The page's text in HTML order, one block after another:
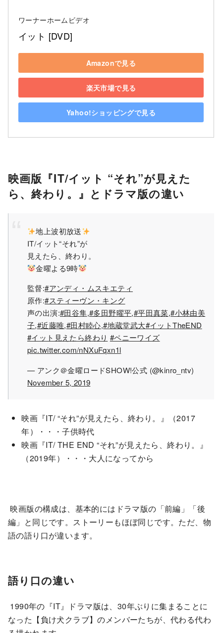
ワーナーホームビデオ
イット [DVD]
Amazonで見る
楽天市場で見る
Yahoo!ショッピングで見る
映画版『IT/イット “それ”が見えた
ら、終わり。』とドラマ版の違い
地上波初放送
IT/イット“それ”が
見えたら、終わり。
金曜よる9時
監督:#アンディ・ムスキエティ
原作:#スティーヴン・キング
声の出演:#田谷隼,#多田野曜平,#平田真菜,#小林由美
子,#近藤唯,#田村睦心,#地蔵堂武大#イットTheEND
#イット見えたら終わり #ペニーワイズ
pic.twitter.com/nNXuFqxn1l
— アンク＠金曜ロードSHOW!公式 (@kinro_ntv)
November 5, 2019
映画『IT/ “それ”が見えたら、終わり。』（2017
年）・・・子供時代
映画『IT/ THE END “それ”が見えたら、終わり。』
（2019年）・・・大人になってから
映画版の構成は、基本的にはドラマ版の「前編」「後
編」と同じです。ストーリーもほぼ同じです。ただ、物
語の語り口が違います。
語り口の違い
1990年の『IT』ドラマ版は、30年ぶりに集まることに
なった【負け犬クラブ】のメンバーたちが、代わる代わ